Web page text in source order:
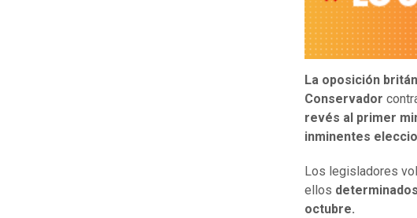
La oposición
Conservador
revés al primer
inminentes
Los legisladores
ellos
octubre.